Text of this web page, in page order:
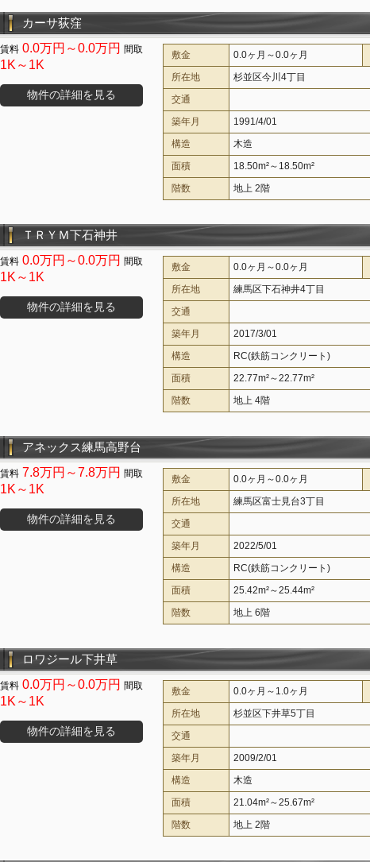
カーサ荻窪
0.0万円～0.0万円
1K～1K
物件の詳細を見る
敷金 0.0ヶ月～0.0ヶ月
所在地
杉並区今川4丁目
交通
築年月
1991/4/01
構造
木造
面積
18.50m²～18.50m²
階数
地上 2階
ＴＲＹＭ下石神井
0.0万円～0.0万円
1K～1K
物件の詳細を見る
敷金 0.0ヶ月～0.0ヶ月
所在地
練馬区下石神井4丁目
交通
築年月
2017/3/01
構造
RC(鉄筋コンクリート)
面積
22.77m²～22.77m²
階数
地上 4階
アネックス練馬高野台
7.8万円～7.8万円
1K～1K
物件の詳細を見る
敷金 0.0ヶ月～0.0ヶ月
所在地
練馬区富士見台3丁目
交通
築年月
2022/5/01
構造
RC(鉄筋コンクリート)
面積
25.42m²～25.44m²
階数
地上 6階
ロワジール下井草
0.0万円～0.0万円
1K～1K
物件の詳細を見る
敷金 0.0ヶ月～1.0ヶ月
所在地
杉並区下井草5丁目
交通
築年月
2009/2/01
構造
木造
面積
21.04m²～25.67m²
階数
地上 2階